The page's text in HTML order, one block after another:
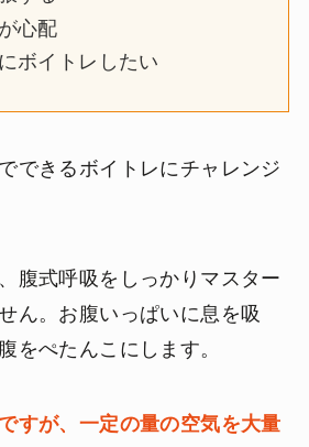
心配
ボイトレしたい
できるボイトレにチャレンジ
腹式呼吸をしっかりマスター
ん。お腹いっぱいに息を吸
をぺたんこにします。
すが、一定の量の空気を大量